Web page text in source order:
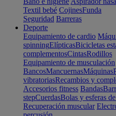
Textil bebé CojinesFunda
Seguridad Barreras
Deporte
Equipamiento de cardio
spinningElípticasBicicletas
complementosCintasRodillos
Equipamiento de musculación
BancosMancuernasMáquinas
vibratoriasRecambios y
Accesorios fitness Bandas
stepCuerdasBolas y esferas
Recuperación muscular